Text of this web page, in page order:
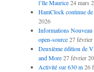
l’île Maurice 24 mars
HamClock continue
2026
Informations Nouveau
open-source 27 février
Deuxième édition de
and More 27 février
Activité sur 630 m 26